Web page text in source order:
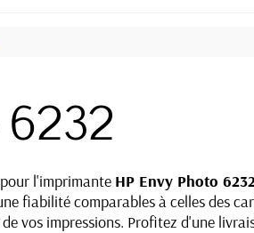
l'imprimante HP Envy Photo
fiabilité comparables à celles des
vos impressions. Profitez d'une